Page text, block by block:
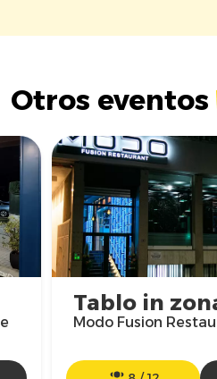
Otros eventos
Tablo in
Modo Fusion